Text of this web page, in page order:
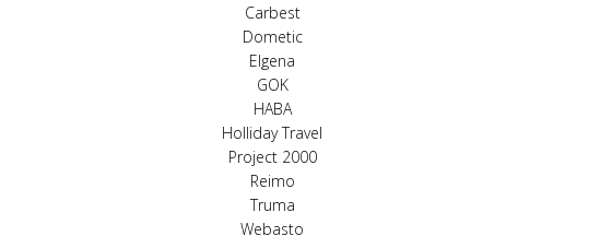
Carbest
Dometic
Elgena
GOK
HABA
Holliday Travel
Project 2000
Reimo
Truma
Webasto